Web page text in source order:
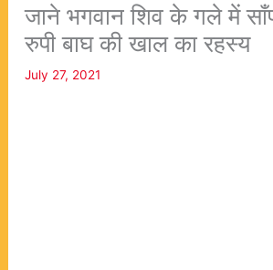
जाने भगवान शिव के गले में
रुपी बाघ की खाल का रहस्य
July 27, 2021